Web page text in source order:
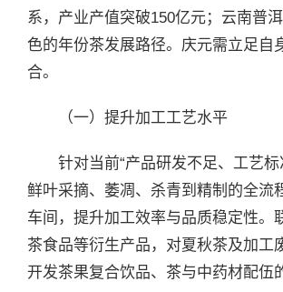
系，产业产值突破150亿元；云南普
色的年份茶发展路径。庆元需立足
合。
（一）提升加工工艺水平
针对当前“产品研发不足、工艺
鲜叶采摘、萎凋、杀青到精制的全流
车间，提升加工效率与品质稳定性
茶食品等衍生产品，对夏秋茶及加工
开发茶果复合饮品、茶与中药材配伍